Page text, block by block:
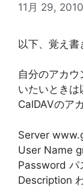
11月 29, 2010
以下、覚え書
自分のアカ
いたいときは
CalDAVのア
Server
User Name
Password パ
Description